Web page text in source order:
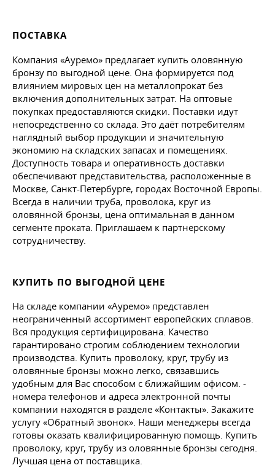
ПОСТАВКА
Компания «Ауремо» предлагает купить оловянную
бронзу по выгодной цене. Она формируется под
влиянием мировых цен на металлопрокат без
включения дополнительных затрат. На оптовые
покупках предоставляются скидки. Поставки идут
непосредственно со склада. Это даёт потребителям
наглядный выбор продукции и значительную
экономию на складских запасах и помещениях.
Доступность товара и оперативность доставки
обеспечивают представительства, расположенные в
Москве, Санкт-Петербурге, городах Восточной Европы.
Всегда в наличии труба, проволока, круг из
оловянной бронзы, цена оптимальная в данном
сегменте проката. Приглашаем к партнерскому
сотрудничеству.
КУПИТЬ ПО ВЫГОДНОЙ ЦЕНЕ
На складе компании «Ауремо» представлен
неограниченный ассортимент европейских сплавов.
Вся продукция сертифицирована. Качество
гарантировано строгим соблюдением технологии
производства. Купить проволоку, круг, трубу из
оловянные бронзы можно легко, связавшись
удобным для Вас способом с ближайшим офисом. -
номера телефонов и адреса электронной почты
компании находятся в разделе «Контакты». Закажите
услугу «Обратный звонок». Наши менеджеры всегда
готовы оказать квалифицированную помощь. Купить
проволоку, круг, трубу из оловянные бронзы сегодня.
Лучшая цена от поставщика.